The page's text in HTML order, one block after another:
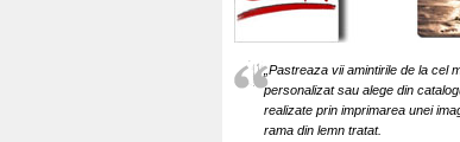
„Pastreaza vii amintirile de la cel
personalizat sau alege din
realizate prin imprimarea unei
rama din lemn tratat.